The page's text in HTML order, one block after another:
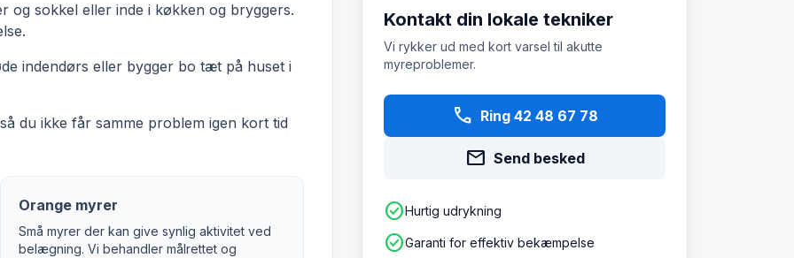
og sokkel eller inde i køkken og bryggers.
indendørs eller bygger bo tæt på huset i
du ikke får samme problem igen kort tid
Orange myrer
Små myrer der kan give synlig aktivitet ved
belægning. Vi behandler målrettet og
Kontakt din lokale tekniker
Vi rykker ud med kort varsel til akutte
myreproblemer.
phone Ring 42 48 67 78
mail Send besked
check_circleHurtig udrykning
check_circleGaranti for effektiv bekæmpelse